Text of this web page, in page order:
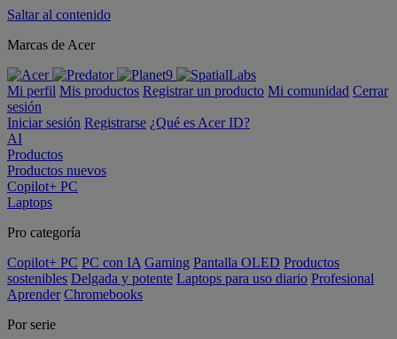
Saltar al contenido
Marcas de Acer
Mi perfil Mis productos Registrar un producto Mi comunidad Cerrar
sesión
Iniciar sesión Registrarse ¿Qué es Acer ID?
AI
Productos
Productos nuevos
Copilot+ PC
Laptops
Pro categoría
Copilot+ PC PC con IA Gaming Pantalla OLED Productos
sostenibles Delgada y potente Laptops para uso diario Profesional
Aprender Chromebooks
Por serie